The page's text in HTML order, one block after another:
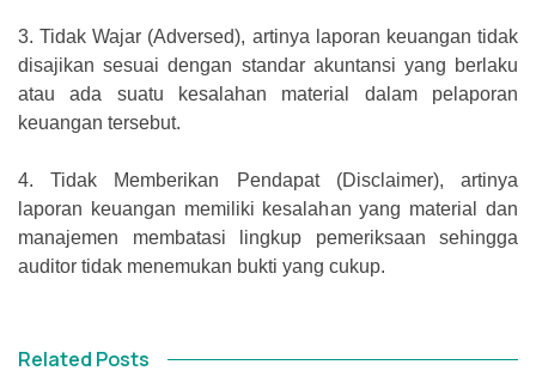
3. Tidak Wajar (Adversed), artinya laporan keuangan tidak
disajikan sesuai dengan standar akuntansi yang berlaku
atau ada suatu kesalahan material dalam pelaporan
keuangan tersebut.
4.
Tidak Memberikan Pendapat (Disclaimer), artinya
laporan keuangan memiliki kesalahan yang material dan
manajemen membatasi lingkup pemeriksaan sehingga
auditor tidak menemukan bukti yang cukup.
Related Posts